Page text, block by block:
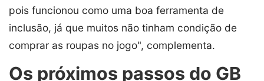
pois funcionou como uma boa ferramenta de
inclusão, já que muitos não tinham condição de
comprar as roupas no jogo", complementa.
Os próximos passos do GB